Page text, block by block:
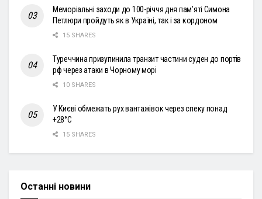
Меморіальні заходи до 100-річчя дня пам’яті Симона
Петлюри пройдуть як в Україні, так і за кордоном
15 SHARES
Туреччина призупинила транзит частини суден до портів
рф через атаки в Чорному морі
10 SHARES
У Києві обмежать рух вантажівок через спеку понад
+28°С
15 SHARES
Останні новини